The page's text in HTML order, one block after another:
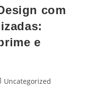
com
e
Uncategorized